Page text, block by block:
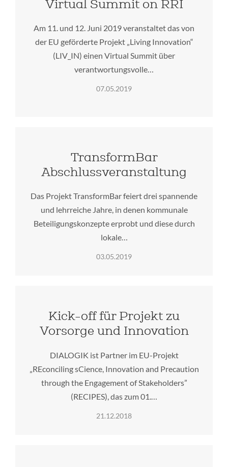
Virtual Summit on RRI
Am 11. und 12. Juni 2019 veranstaltet das von
der EU geförderte Projekt „Living Innovation“
(LIV_IN) einen Virtual Summit über
verantwortungsvolle…
07.05.2019
TransformBar
Abschlussveranstaltung
Das Projekt TransformBar feiert drei spannende
und lehrreiche Jahre, in denen kommunale
Beteiligungskonzepte erprobt und diese durch
lokale…
03.05.2019
Kick-off für Projekt zu
Vorsorge und Innovation
DIALOGIK ist Partner im EU-Projekt
„REconciling sCience, Innovation and Precaution
through the Engagement of Stakeholders”
(RECIPES), das zum 01.…
21.12.2018